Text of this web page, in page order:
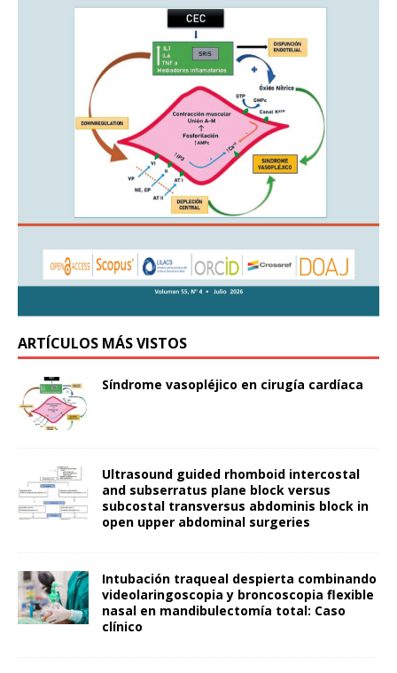
ARTÍCULOS MÁS VISTOS
Síndrome vasopléjico en cirugía cardíaca
Ultrasound guided rhomboid intercostal
and subserratus plane block versus
subcostal transversus abdominis block in
open upper abdominal surgeries
Intubación traqueal despierta combinando
videolaringoscopia y broncoscopia flexible
nasal en mandibulectomía total: Caso
clínico